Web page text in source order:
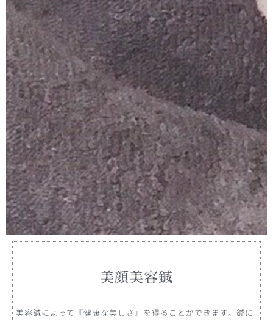
美顔美容鍼
美容鍼によって『健康な美しさ』を得ることができます。鍼に